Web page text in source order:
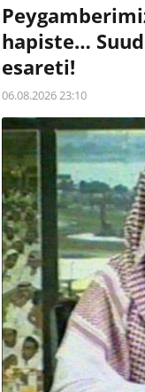
hapiste…
esareti!
06.08.2026 23:10